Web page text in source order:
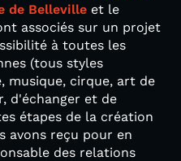
de Belleville et le
associés sur un projet
à toutes les
(tous styles
musique, cirque, art de
d'échanger et de
étapes de la création
avons reçu pour en
des relations